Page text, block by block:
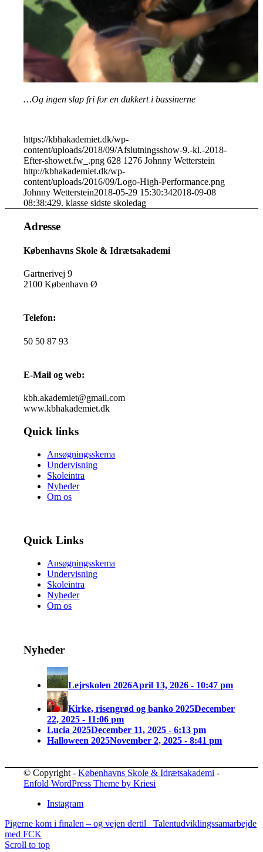
…Og ingen slap fri for en dukkert i bassinerne
https://kbhakademiet.dk/wp-
content/uploads/2018/09/Afslutningsshow-9.-kl.-2018-
Efter-showet.fw_.png 628 1276 Johnny Wetterstein
http://kbhakademiet.dk/wp-
content/uploads/2016/09/Logo-High-Performance.png
Johnny Wetterstein2018-05-29 15:30:342018-09-08
08:38:429. klasse sidste skoledag
Adresse
Københavns Skole & Idrætsakademi
Gartnerivej 9
2100 København Ø
Telefon:
50 50 87 93
E-Mail og web:
kbh.akademiet@gmail.com
www.kbhakademiet.dk
Quick links
Ansøgningsskema
Undervisning
Skoleintra
Nyheder
Om os
Quick Links
Ansøgningsskema
Undervisning
Skoleintra
Nyheder
Om os
Nyheder
Lejrskolen 2026April 13, 2026 - 10:47 pm
Kirke, risengrød og banko 2025December
22, 2025 - 11:06 pm
Lucia 2025December 11, 2025 - 6:13 pm
Halloween 2025November 2, 2025 - 8:41 pm
© Copyright -Københavns Skole & Idrætsakademi -
Enfold WordPress Theme by Kriesi
Instagram
Pigerne kom i finalen – og vejen dertil
Talentudviklingssamarbejde
med FCK
Scroll to top